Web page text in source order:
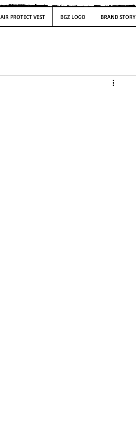
AIR PROTECT VEST BGZ LOGO BRAND STORY